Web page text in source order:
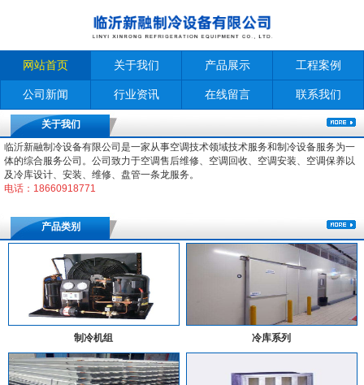
网站首页 关于我们 产品展示 工程案例
公司新闻 行业资讯 在线留言 联系我们
关于我们
临沂新融制冷设备有限公司是一家从事空调技术领域技术服务和制冷设备服务为一
体的综合服务公司。公司致力于空调售后维修、空调回收、空调安装、空调保养以
及冷库设计、安装、维修、盘管一条龙服务。
电话：18660918771
产品类别
制冷机组 冷库系列